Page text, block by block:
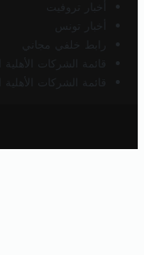
أخبار تروفيت
أخبار تونس
رابط خلفي مجاني
قائمة الشركات الأهلية
قائمة الشركات الأهلية